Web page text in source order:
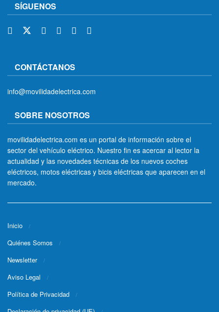
SÍGUENOS
CONTÁCTANOS
info@movilidadelectrica.com
SOBRE NOSOTROS
movilidadelectrica.com es un portal de información sobre el
sector del vehículo eléctrico. Nuestro fin es acercar al lector la
actualidad y las novedades técnicas de los nuevos coches
eléctricos, motos eléctricas y bicis eléctricas que aparecen en el
mercado.
Inicio
Quiénes Somos
Newsletter
Aviso Legal
Política de Privacidad